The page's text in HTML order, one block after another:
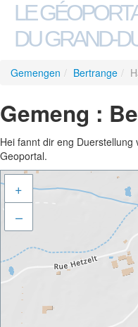
LE
DU GRAND-
Gemengen / Bertrange /
Gemeng :
Hei fannt dir eng
Geoportal.
+
–